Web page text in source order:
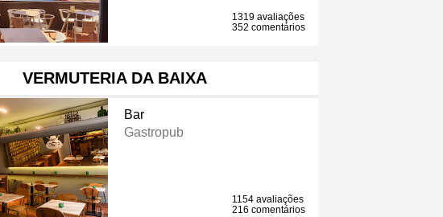
1319 avaliações
352 comentários
VERMUTERIA DA BAIXA
Bar
Gastropub
1154 avaliações
216 comentários